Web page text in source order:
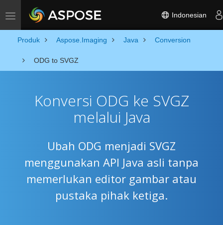
Toggle navigation Indonesian
Produk Aspose.Imaging Java Conversion
ODG to SVGZ
Konversi ODG ke SVGZ
melalui Java
Ubah ODG menjadi SVGZ
menggunakan API Java asli tanpa
memerlukan editor gambar atau
pustaka pihak ketiga.